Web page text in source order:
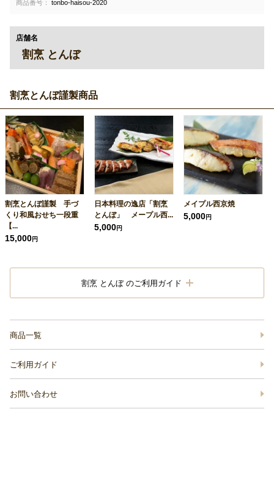
商品番号： tonbo-haisou-2020
店舗名
割烹 とんぼ
割烹とんぼ謹製商品
割烹とんぼ謹製 手づ
くり和風おせち一段重
【...
15,000円
日本料理の逸店「割烹
とんぼ」 メープル西...
5,000円
メイプル西京焼
5,000円
割烹 とんぼ のご利用ガイド
商品一覧
ご利用ガイド
お問い合わせ